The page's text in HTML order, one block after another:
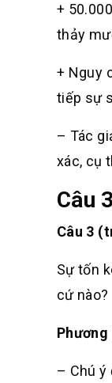
+
thảy
+ Nguy
tiếp sự
– Tác
xác, cụ
Câu 3
Câu 3
Sự tốn
cứ nào?
– Chú ý